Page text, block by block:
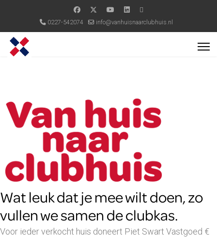
0227-542074 info@vanhuisnaarclubhuis.nl
Wat leuk dat je mee wilt doen, zo
vullen we samen de clubkas.
Voor ieder verkocht huis doneert Piet Swart Vastgoed €